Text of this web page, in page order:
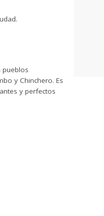
pueblos
y Chinchero. Es
y perfectos